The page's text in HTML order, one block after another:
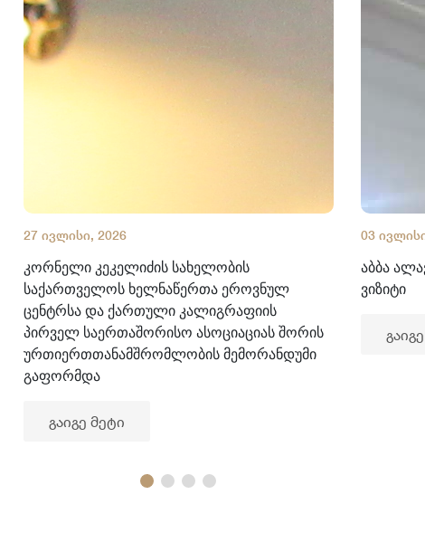
27 ივლისი, 2026
კორნელი კეკელიძის სახელობის
საქართველოს ხელნაწერთა ეროვნულ
ცენტრსა და ქართული კალიგრაფიის
პირველ საერთაშორისო ასოციაციას შორის
ურთიერთთანამშრომლობის მემორანდუმი
გაფორმდა
გაიგე მეტი
03
აბბა
ვიზიტი